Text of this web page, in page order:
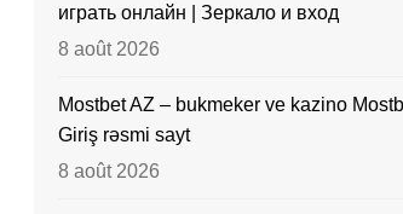
играть онлайн | Зеркало и вход
8 août 2026
Mostbet AZ – bukmeker ve kazino
Giriş rəsmi sayt
8 août 2026